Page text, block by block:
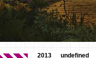
2013 undefined